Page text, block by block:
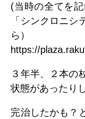
(当時の全てを
「シンクロニシ
ら）
https://
３年半、２本の
状態があったり
完治したかも？